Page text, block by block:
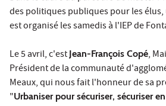
des politiques publiques pour les
est organisé les samedis à l'IEP de
Le 5 avril, c'est Jean-François Copé,
Président de la communauté
Meaux, qui nous fait l'honneur de sa
"Urbaniser pour sécuriser, sécuriser